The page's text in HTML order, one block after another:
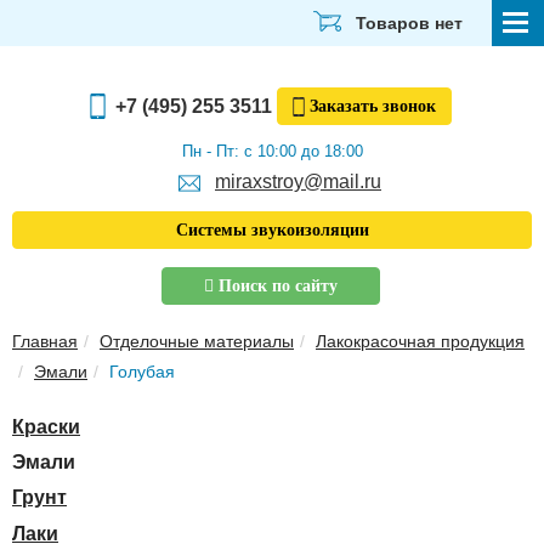
ОТДЕЛОЧНЫЕ МАТЕРИАЛЫ
ЭЛЕКТРИКА И ОСВЕЩЕНИЕ
ЗВУКОИЗОЛЯЦИЯ
Главная
О компании
Товаров нет
+7 (495) 255 3511 Заказать звонок
Пн - Пт: с 10:00 до 18:00
miraxstroy@mail.ru
Системы звукоизоляции
Поиск по сайту
Главная Отделочные материалы
Лакокрасочная продукция
Эмали
Голубая
Краски
Эмали
Грунт
Лаки